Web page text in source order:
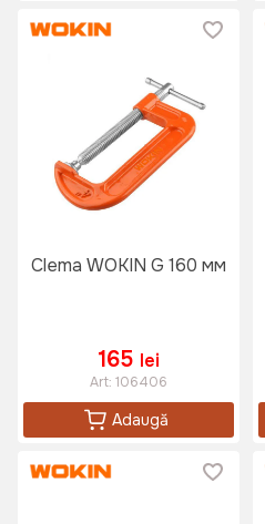
Clema WOKIN G 160 мм
165 lei
Art: 106406
Adaugă